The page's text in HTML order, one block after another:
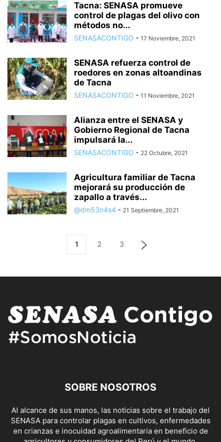
Tacna: SENASA promueve
control de plagas del olivo con
métodos no...
SENASACONTIGO - 17 Noviembre, 2021
SENASA refuerza control de
roedores en zonas altoandinas
de Tacna
SENASACONTIGO - 11 Noviembre, 2021
Alianza entre el SENASA y
Gobierno Regional de Tacna
impulsará la...
SENASACONTIGO - 22 Octubre, 2021
Agricultura familiar de Tacna
mejorará su producción de
zapallo a través...
@dm53n4s4 - 21 Septiembre, 2021
1 2 3
SOBRE NOSOTROS
Al alcance de sus manos, las noticias sobre el trabajo del
SENASA para controlar plagas en cultivos, enfermedades
en crianzas e inocuidad agroalimentaria en beneficio de